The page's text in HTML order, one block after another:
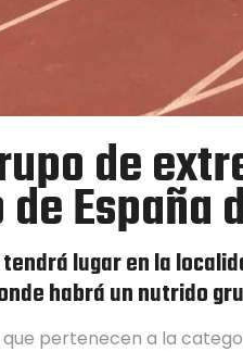
de
España
lugar en la
habrá un nutrido
pertenecen a la